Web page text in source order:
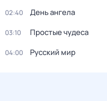
02:40 День ангела
03:10 Простые чудеса
04:00 Русский мир